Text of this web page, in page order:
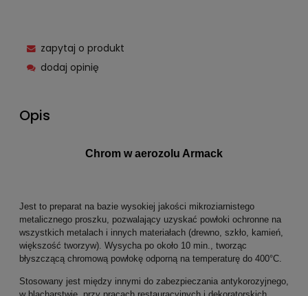
zapytaj o produkt
dodaj opinię
Opis
Chrom w aerozolu Armack
Jest to preparat na bazie wysokiej jakości mikroziarnistego
metalicznego proszku, pozwalający uzyskać powłoki ochronne na
wszystkich metalach i innych materiałach (drewno, szkło, kamień,
większość tworzyw). Wysycha po około 10 min., tworząc
błyszczącą chromową powłokę odporną na temperaturę do 400°C.
Stosowany jest między innymi do zabezpieczania antykorozyjnego,